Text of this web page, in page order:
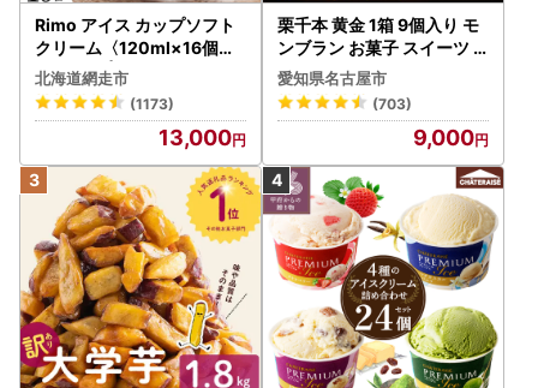
Rimo アイス カップソフト
クリーム〈120ml×16個〉
ABA002 | アイス
北海道網走市
(1173)
13,000
栗千本 黄金 1箱 9個入り モ
ンブラン お菓子 スイーツ
デザート モンブラン 人気
愛知県名古屋市
(703)
9,000